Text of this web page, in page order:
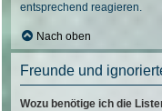
entsprechend reagieren.
Nach oben
Freunde und
Wozu benötige ich die